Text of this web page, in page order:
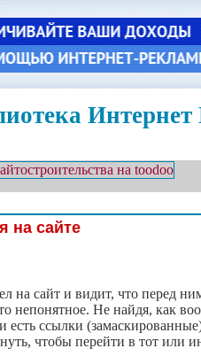
на сайте
на сайт и видит, что перед
непонятное. Не найдя, как
есть ссылки
чтобы перейти в тот или